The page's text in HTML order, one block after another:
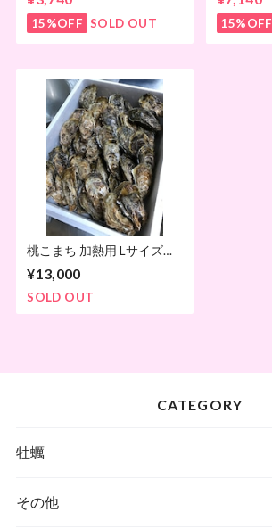
15%OFF SOLD OUT 15%OFF
桃こまち 加熱用 Lサイズ
¥13,000
SOLD OUT
CATEGORY
牡蠣
殻付き牡蠣
その他